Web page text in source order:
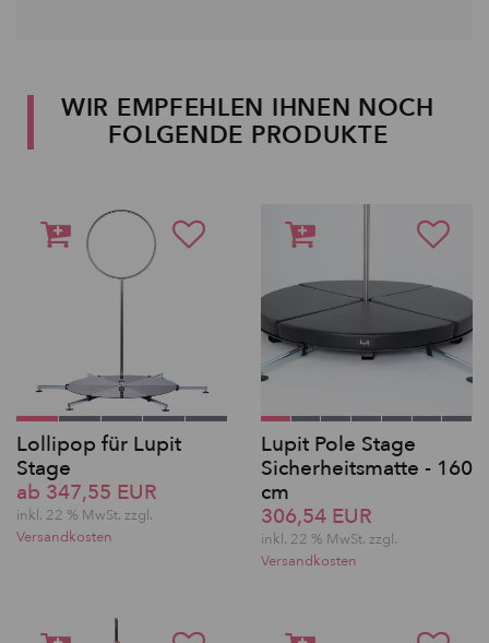
WIR EMPFEHLEN IHNEN NOCH
FOLGENDE PRODUKTE
Lollipop für Lupit
Stage
ab 347,55 EUR
inkl. 22 % MwSt. zzgl.
Versandkosten
Lupit Pole Stage
Sicherheitsmatte - 160
cm
306,54 EUR
inkl. 22 % MwSt. zzgl.
Versandkosten